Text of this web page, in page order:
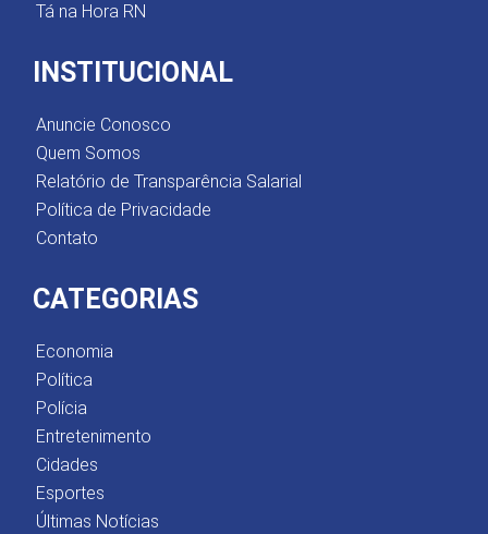
Tá na Hora RN
INSTITUCIONAL
Anuncie Conosco
Quem Somos
Relatório de Transparência Salarial
Política de Privacidade
Contato
CATEGORIAS
Economia
Política
Polícia
Entretenimento
Cidades
Esportes
Últimas Notícias